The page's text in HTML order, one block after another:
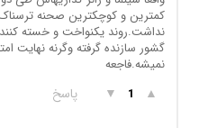
کمترین و کوچکترین صحنه
نداشت.روند یکنواخت و خسته
گشور سازنده گرفته وگرنه
نمیشه.فاجعه
▲
1
▼ پاسخ